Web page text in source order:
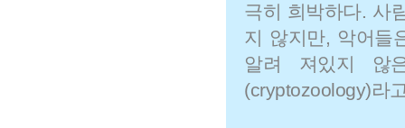
극히 희박하다. 사
지 않지만, 악어들
알려 져있지 않
(cryptozoology)라